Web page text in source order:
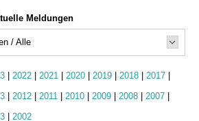
Meldungen
/ Alle
2022 2021 2020 2019 2018 2017
2012 2011 2010 2009 2008 2007
2002